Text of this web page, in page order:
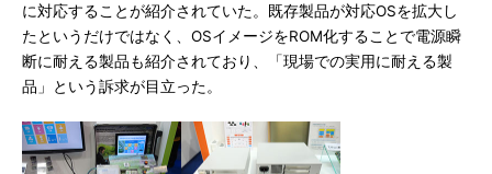
に対応することが紹介されていた。既存製品が対応OSを拡大し
たというだけではなく、OSイメージをROM化することで電源瞬
断に耐える製品も紹介されており、「現場での実用に耐える製
品」という訴求が目立った。